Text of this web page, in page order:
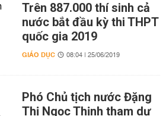
Trên 887.000 thí sinh cả
nước bắt đầu kỳ thi THPT
quốc gia 2019
GIÁO DỤC 08:04 | 25/06/2019
Phó Chủ tịch nước Đặng
Thị Ngọc Thịnh tham dự